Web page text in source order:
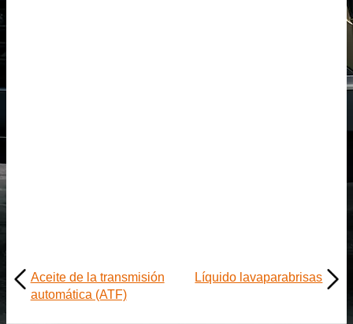
Aceite de la transmisión
automática (ATF)
Líquido lavaparabrisas